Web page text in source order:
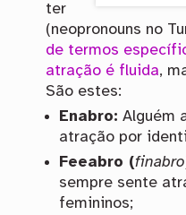
ter
(neopronouns no
de termos
atração é fluida,
São estes:
Enabro: Alguém
atração por
Feeabro (finabro
sempre sente
femininos;